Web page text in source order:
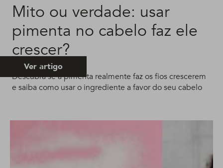
Mito ou verdade: usar
pimenta no cabelo faz ele
crescer?
Descubra se a pimenta realmente faz os fios crescerem
e saiba como usar o ingrediente a favor do seu cabelo
Ver artigo